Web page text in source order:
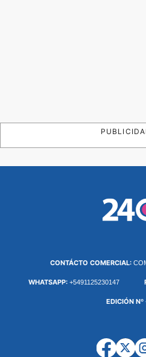
CONTÁCTO COMERCIAL:
WHATSAPP: +5491125230147
EDICIÓN Nº